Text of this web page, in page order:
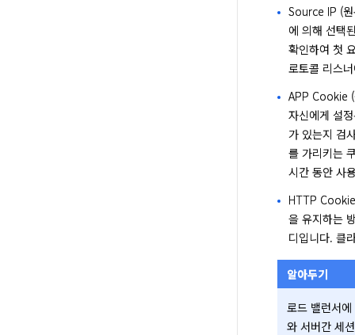
Source IP (
에 의해 선택
확인하여 첫
로토콜 리스
APP Cookie
자신에게 설
가 있는지 검
를 가리키는
시간 동안 사
HTTP
을 유지하는
디입니다. 클
알아두기
로드 밸런서
와 서버간 세